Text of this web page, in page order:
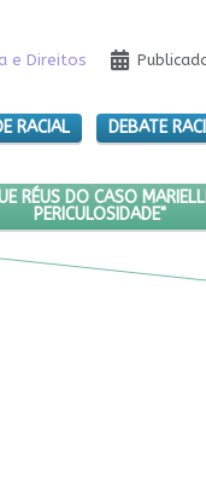
e Direitos
RACIAL DEBATE
LESSA DIZ QUE RÉUS
RÉUS DO CASO
PERICULOSIDADE"